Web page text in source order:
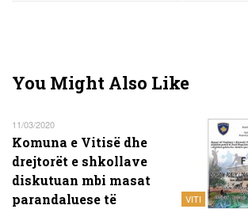
You Might Also Like
11/03/2020
Komuna e Vitisë dhe
drejtorët e shkollave
diskutuan mbi masat
parandaluese të
VITI